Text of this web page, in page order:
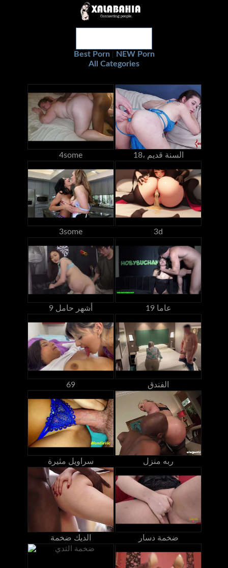
Best Porn
NEW Porn
All Categories
4some 18، السنة قديم
3some 3d
9 أشهر حامل 19 عاما
69 الفندق
سراويل مثيرة ربه منزل
الديك ضخمة ضخمة دسار